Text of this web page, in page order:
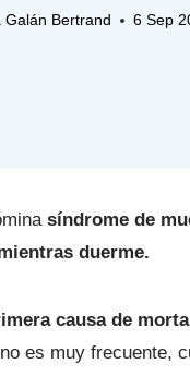
Galán Bertrand 6 Sep
síndrome de
duerme.
causa de
es muy frecuente,